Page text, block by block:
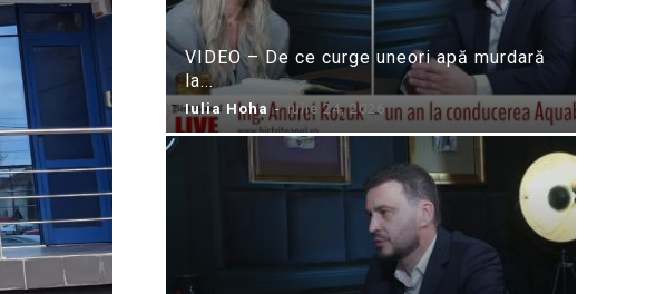
VIDEO – De ce curge uneori apă murdară
la...
Iulia Hoha - iulie 24, 2026